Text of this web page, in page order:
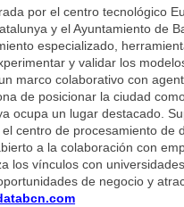
por el centro tecnológico
y el Ayuntamiento de
especializado,
y validar los
marco colaborativo con
de posicionar la ciudad
ocupa un lugar destacado.
centro de procesamiento de
a la colaboración con
los vínculos con universidades
de negocio y